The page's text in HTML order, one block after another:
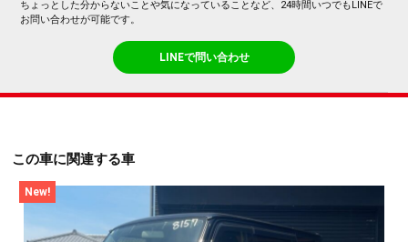
ちょっとした分からないことや気になっていることなど、24時間いつでもLINEで
お問い合わせが可能です。
LINEで問い合わせ
この車に関連する車
New!